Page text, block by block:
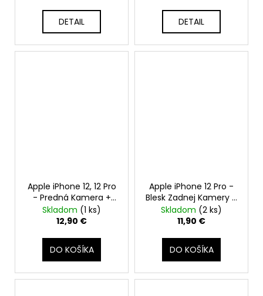
DETAIL DETAIL
Apple iPhone 12, 12 Pro
- Predná Kamera +
Proximity Senzor +
Light Senzor + Face ID
Skladom (1 ks)
12,90 €
DO KOŠÍKA
Apple iPhone 12 Pro -
Blesk Zadnej Kamery +
Mikrofón Flex Kábel
Skladom (2 ks)
11,90 €
DO KOŠÍKA